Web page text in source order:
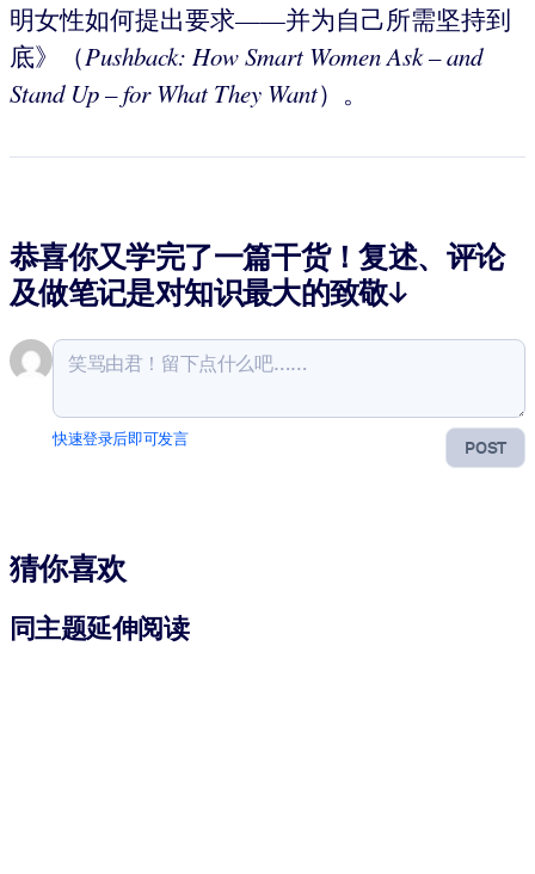
明女性如何提出要求——并为自己所需坚持到
底》（Pushback: How Smart Women Ask – and
Stand Up – for What They Want）。
恭喜你又学完了一篇干货！复述、评论
及做笔记是对知识最大的致敬↓
POST
快速登录后即可发言
猜你喜欢
同主题延伸阅读